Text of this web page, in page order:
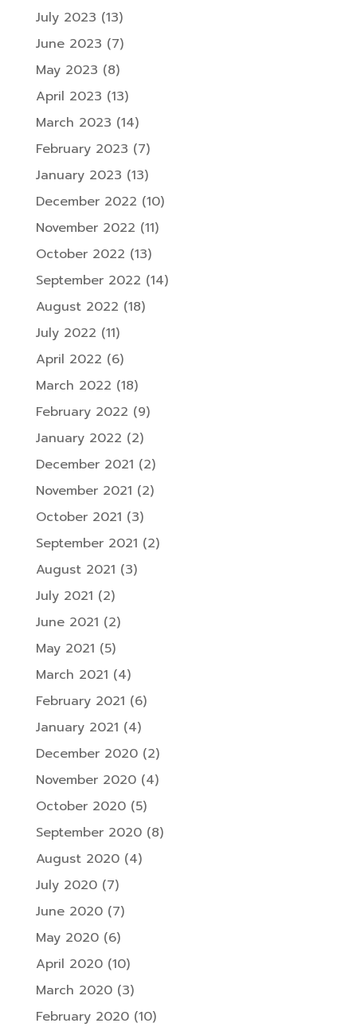
July 2023 (13)
June 2023 (7)
May 2023 (8)
April 2023 (13)
March 2023 (14)
February 2023 (7)
January 2023 (13)
December 2022 (10)
November 2022 (11)
October 2022 (13)
September 2022 (14)
August 2022 (18)
July 2022 (11)
April 2022 (6)
March 2022 (18)
February 2022 (9)
January 2022 (2)
December 2021 (2)
November 2021 (2)
October 2021 (3)
September 2021 (2)
August 2021 (3)
July 2021 (2)
June 2021 (2)
May 2021 (5)
March 2021 (4)
February 2021 (6)
January 2021 (4)
December 2020(2)
November 2020(4)
October 2020(5)
September 2020(8)
August 2020(4)
July 2020(7)
June 2020(7)
May 2020(6)
April 2020(10)
March 2020(3)
February 2020(10)